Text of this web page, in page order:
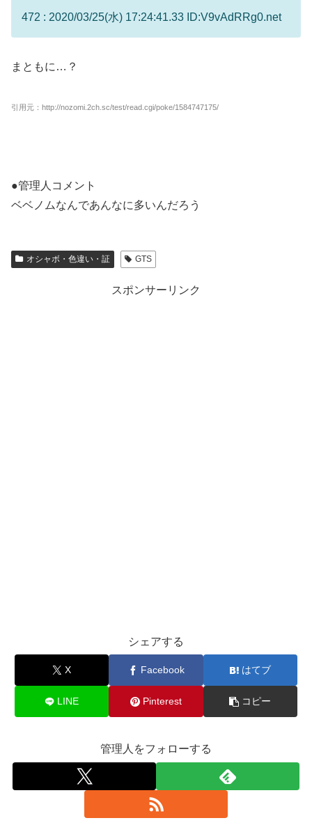
472 : 2020/03/25(水) 17:24:41.33 ID:V9vAdRRg0.net
まともに…？
引用元：http://nozomi.2ch.sc/test/read.cgi/poke/1584747175/
●管理人コメント
ベベノムなんであんなに多いんだろう
オシャボ・色違い・証 GTS
スポンサーリンク
シェアする
X Facebook はてブ
LINE Pinterest コピー
管理人をフォローする